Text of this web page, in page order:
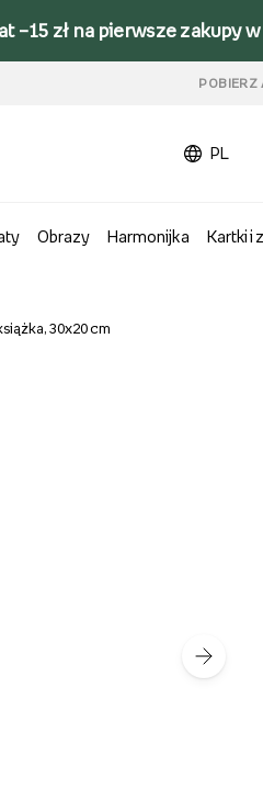
–15 zł na pierwsze zakupy
POBIERZ
PL
Obrazy Harmonijka Kartki i
30x20 cm